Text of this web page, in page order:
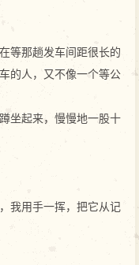
等那趟发车间距很长的
的人，又不像一个等公
坐起来，慢慢地一股十
我用手一挥，把它从记